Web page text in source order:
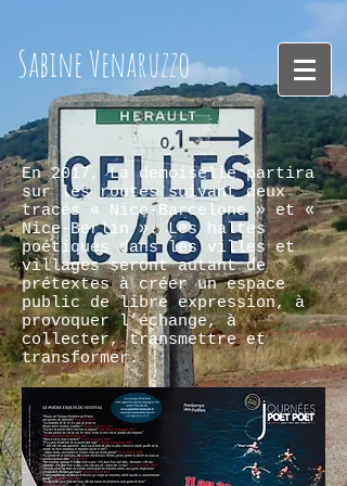
SabineVenaruzzo
En 2017, La demoiselle partira
sur les routes suivant deux
tracés « Nice-Barcelone » et «
Nice-Berlin ». Les haltes
poétiques dans les villes et
villages seront autant de
prétextes à créer un espace
public de libre expression, à
provoquer l’échange, à
collecter, transmettre et
transformer.